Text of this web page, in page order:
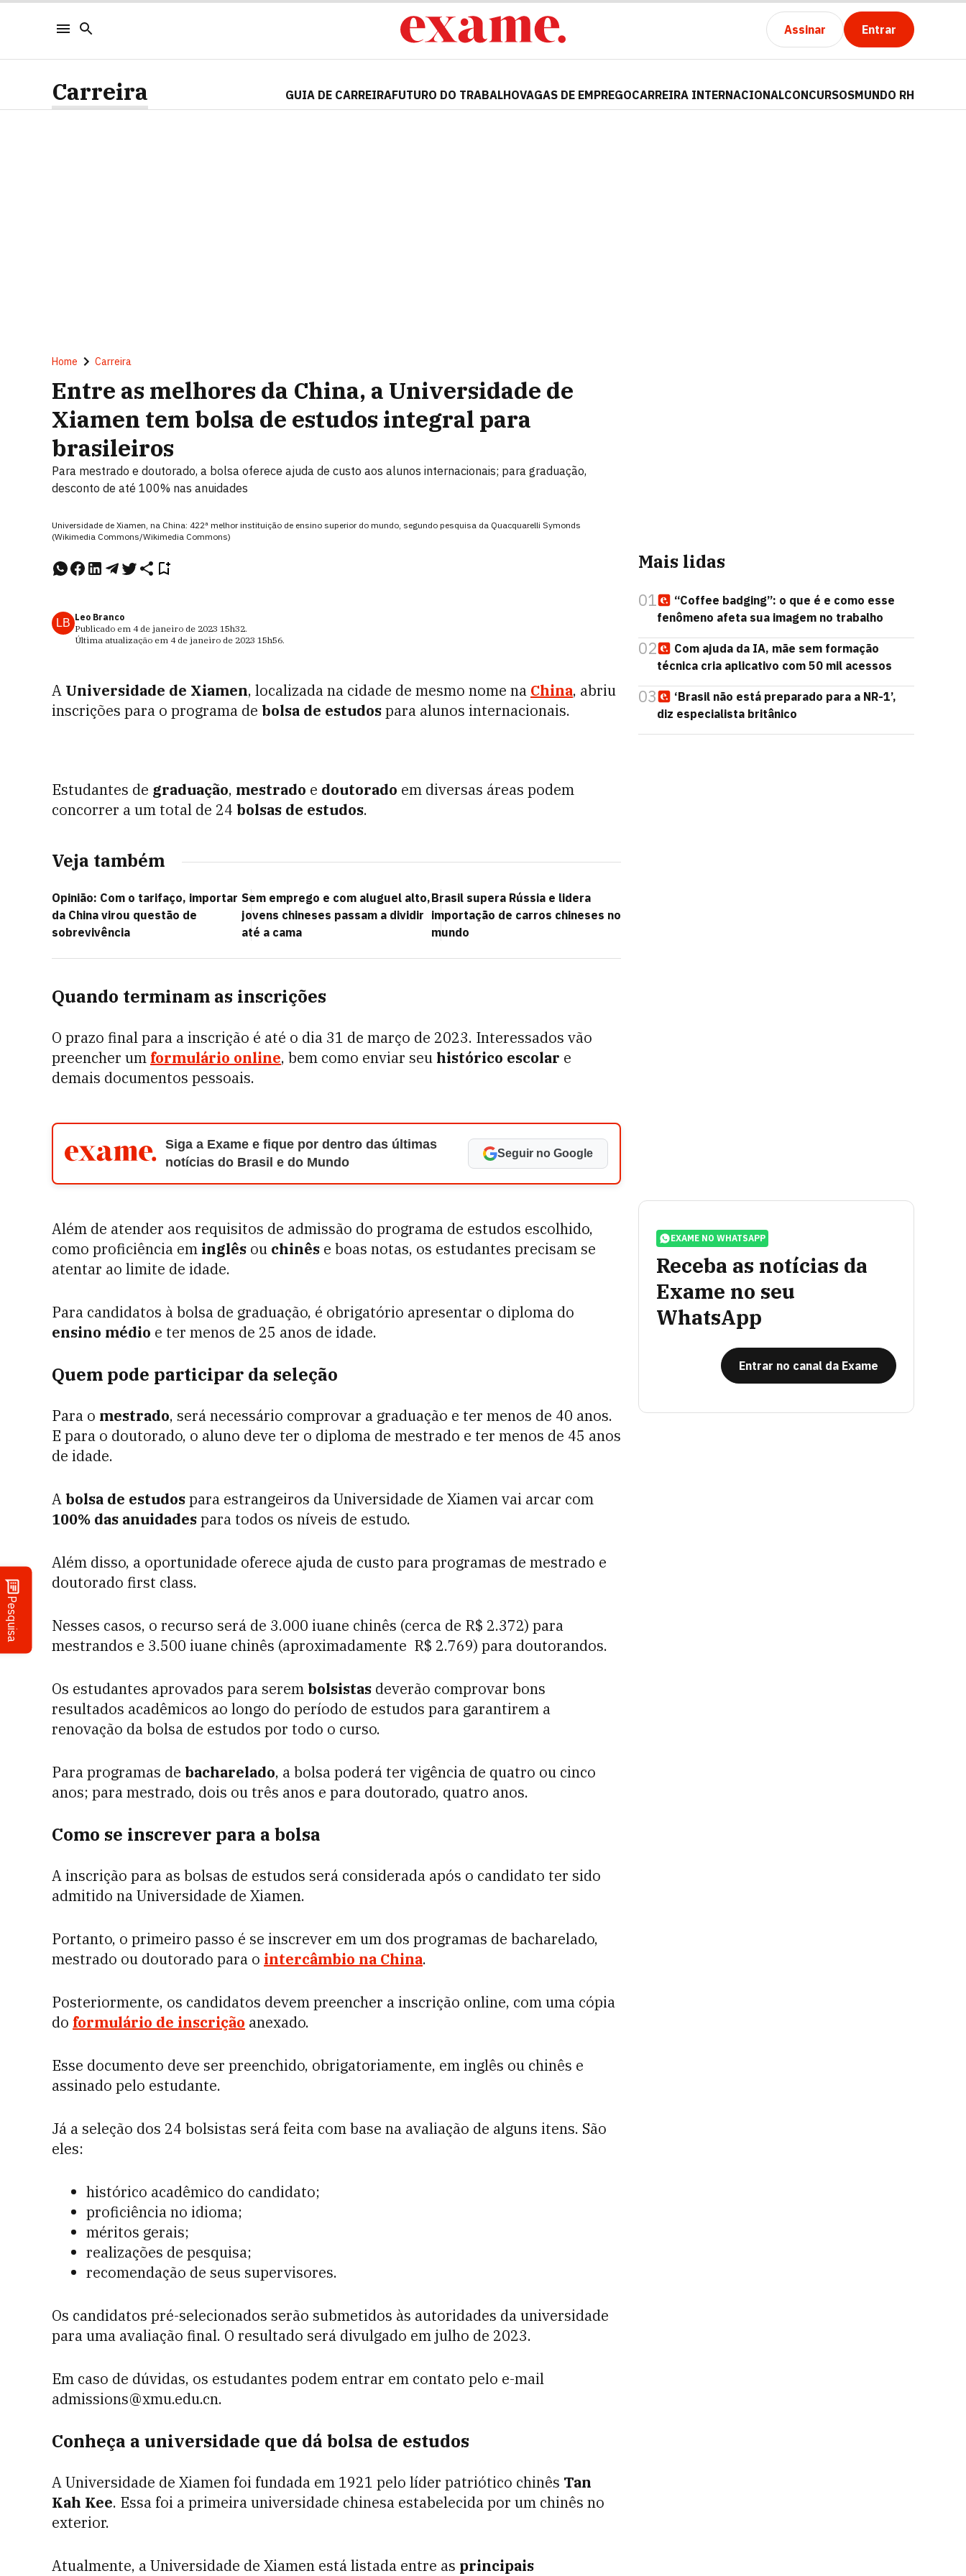
Assinar Entrar
Pesquisa
Carreira GUIA DE CARREIRAFUTURO DO TRABALHOVAGAS DE EMPREGOCARREIRA INTERNACIONALCONCURSOSMUNDO RH
Home Carreira
Entre as melhores da China, a Universidade de
Xiamen tem bolsa de estudos integral para
brasileiros
Para mestrado e doutorado, a bolsa oferece ajuda de custo aos alunos internacionais; para graduação,
desconto de até 100% nas anuidades
Universidade de Xiamen, na China: 422ª melhor instituição de ensino superior do mundo, segundo pesquisa da Quacquarelli Symonds
(Wikimedia Commons/Wikimedia Commons)
LB Leo Branco
Publicado em 4 de janeiro de 2023 15h32.
Última atualização em 4 de janeiro de 2023 15h56.
A Universidade de Xiamen, localizada na cidade de mesmo nome na China, abriu
inscrições para o programa de bolsa de estudospara alunos internacionais.
Estudantes de graduação, mestrado e doutorado em diversas áreas podem
concorrer a um total de 24 bolsas de estudos.
Veja também
Opinião: Com o tarifaço, importar
da China virou questão de
sobrevivência
Sem emprego e com aluguel alto,
jovens chineses passam a dividir
até a cama
Brasil supera Rússia e lidera
importação de carros chineses no
mundo
Quando terminam as inscrições
O prazo final para a inscrição é até o dia 31 de março de 2023. Interessados vão
preencher um formulário online, bem como enviar seu histórico escolar e
demais documentos pessoais.
Siga a Exame e fique por dentro das últimas
notícias do Brasil e do Mundo
Seguir no Google
Além de atender aos requisitos de admissão do programa de estudos escolhido,
como proficiência em inglês ou chinês e boas notas, os estudantes precisam se
atentar ao limite de idade.
Para candidatos à bolsa de graduação, é obrigatório apresentar o diploma do
ensino médio e ter menos de 25 anos de idade.
Quem pode participar da seleção
Para o mestrado, será necessário comprovar a graduação e ter menos de 40 anos.
E para o doutorado, o aluno deve ter o diploma de mestrado e ter menos de 45 anos
de idade.
Abolsa de estudospara estrangeiros da Universidade de Xiamen vai arcar com
100% das anuidadespara todos os níveis de estudo.
Além disso, a oportunidade oferece ajuda de custo para programas de mestrado e
doutorado first class.
Nesses casos, o recurso será de 3.000 iuane chinês (cerca de R$ 2.372) para
mestrandos e 3.500 iuane chinês (aproximadamente R$ 2.769) para doutorandos.
Os estudantes aprovados para serembolsistas deverão comprovar bons
resultados acadêmicos ao longo do período de estudos para garantirem a
renovação da bolsa de estudos por todo o curso.
Para programas de bacharelado, a bolsa poderá ter vigência de quatro ou cinco
anos; para mestrado, dois ou três anos e para doutorado, quatro anos.
Como se inscrever para a bolsa
A inscrição para as bolsas de estudos será considerada após o candidato ter sido
admitido na Universidade de Xiamen.
Portanto, o primeiro passo é se inscrever em um dos programas de bacharelado,
mestrado ou doutorado para o intercâmbio na China.
Posteriormente, os candidatos devem preencher a inscrição online, com uma cópia
do formulário de inscrição anexado.
Esse documento deve ser preenchido, obrigatoriamente, em inglês ou chinês e
assinado pelo estudante.
Já a seleção dos 24 bolsistas será feita com base na avaliação de alguns itens. São
eles:
histórico acadêmico do candidato;
proficiência no idioma;
méritos gerais;
realizações de pesquisa;
recomendação de seus supervisores.
Os candidatos pré-selecionados serão submetidos às autoridades da universidade
para uma avaliação final. O resultado será divulgado em julho de 2023.
Em caso de dúvidas, os estudantes podem entrar em contato pelo e-mail
admissions@xmu.edu.cn.
Conheça a universidade que dá bolsa de estudos
A Universidade de Xiamen foi fundada em 1921 pelo líder patriótico chinês Tan
Kah Kee. Essa foi a primeira universidade chinesa estabelecida por um chinês no
exterior.
Atualmente, a Universidade de Xiamen está listada entre as principais
Mais lidas
01
“Coffee badging”: o que é e como esse
fenômeno afeta sua imagem no trabalho
02
Com ajuda da IA, mãe sem formação
técnica cria aplicativo com 50 mil acessos
03
‘Brasil não está preparado para a NR-1’,
diz especialista britânico
EXAME NO WHATSAPP
Receba as notícias da
Exame no seu
WhatsApp
Entrar no canal da Exame